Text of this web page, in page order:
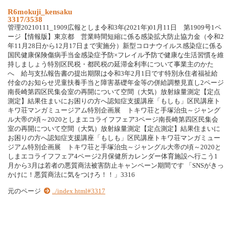
R6mokuji_kensaku
3317/3538
管理20210111_1909広報としま令和3年(2021年)01月11日 第1909号1ペ
ージ【情報版】東京都 営業時間短縮に係る感染拡大防止協力金（令和2
年11月28日から12月17日まで実施分）新型コロナウイルス感染症に係る
国民健康保険傷病手当金感染症予防×フレイル予防で健康な生活習慣を維
持しましょう特別区民税・都民税の延滞金利率について事業主のかた
へ 給与支払報告書の提出期限は令和3年2月1日です特別永住者福祉給
付金のお知らせ児童扶養手当と障害基礎年金等の併給調整見直し2ページ
南長崎第四区民集会室の再開について空間（大気）放射線量測定【定点
測定】結果住まいにお困りの方へ認知症支援講座「もしも」区民講座ト
キワ荘マンガミュージアム特別企画展 トキワ荘と手塚治虫～ジャング
ル大帝の頃～2020としまエコライフフェア3ページ南長崎第四区民集会
室の再開について空間（大気）放射線量測定【定点測定】結果住まいに
お困りの方へ認知症支援講座「もしも」区民講座トキワ荘マンガミュー
ジアム特別企画展 トキワ荘と手塚治虫～ジャングル大帝の頃～2020と
しまエコライフフェア4ページ2月保健所カレンダー体育施設へ行こう1
月から3月は若者の悪質商法被害防止キャンペーン期間です 「SNSがきっ
かけに！悪質商法に気をつけろ！！」3316
元のページ ../index.html#3317